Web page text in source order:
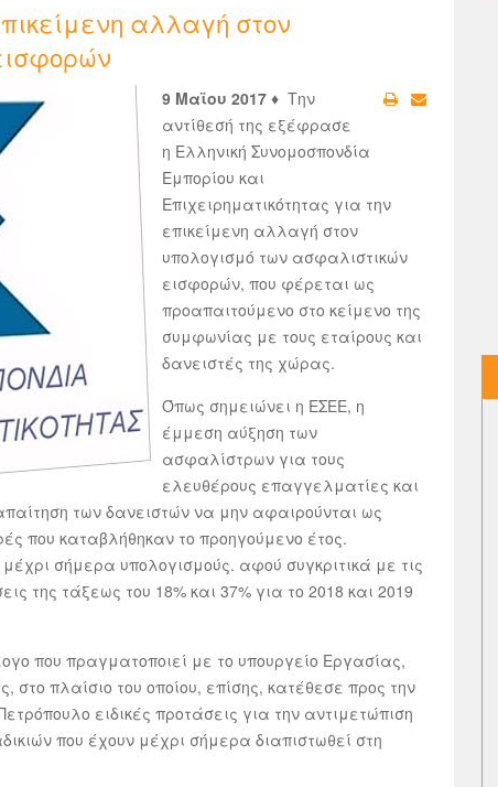
αλλαγή στον
9 Μαϊου 2017 ♦ Την
αντίθεσή της εξέφρασε
η Ελληνική Συνομοσπονδία
Εμπορίου και
Επιχειρηματικότητας για την
επικείμενη αλλαγή στον
υπολογισμό των ασφαλιστικών
εισφορών, που φέρεται ως
προαπαιτούμενο στο κείμενο της
συμφωνίας με τους εταίρους και
δανειστές της χώρας.
Όπως σημειώνει η ΕΣΕΕ, η
έμμεση αύξηση των
ασφαλίστρων για τους
ελευθέρους επαγγελματίες και
των δανειστών να μην αφαιρούνται ως
που καταβλήθηκαν το προηγούμενο έτος.
σήμερα υπολογισμούς. αφού συγκριτικά με τις
της τάξεως του 18% και 37% για το 2018 και 2019
που πραγματοποιεί με το υπουργείο Εργασίας,
στο πλαίσιο του οποίου, επίσης, κατέθεσε προς την
ειδικές προτάσεις για την αντιμετώπιση
που έχουν μέχρι σήμερα διαπιστωθεί στη